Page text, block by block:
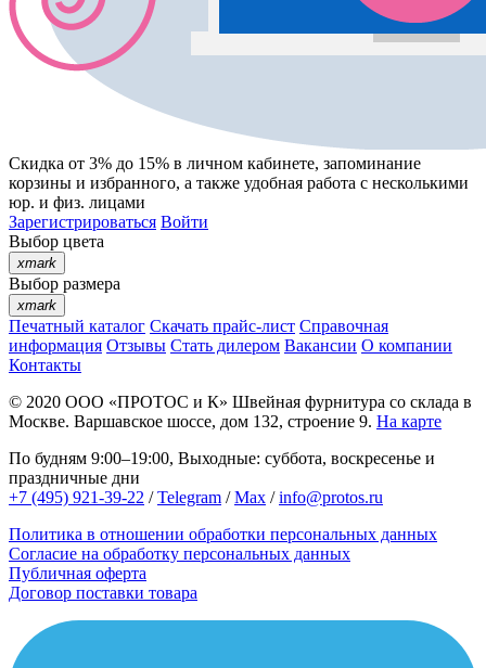
Скидка от 3% до 15% в личном кабинете, запоминание
корзины и избранного, а также удобная работа с несколькими
юр. и физ. лицами
Зарегистрироваться Войти
Выбор цвета
xmark
Выбор размера
xmark
Печатный каталог Скачать прайс-лист Справочная
информация Отзывы Стать дилером Вакансии О компании
Контакты
© 2020 ООО «ПРОТОС и К» Швейная фурнитура со склада в
Москве. Варшавское шоссе, дом 132, строение 9. На карте
По будням 9:00–19:00, Выходные: суббота, воскресенье и
праздничные дни
+7 (495) 921-39-22 /Telegram /Max /info@protos.ru
Политика в отношении обработки персональных данных
Согласие на обработку персональных данных
Публичная оферта
Договор поставки товара